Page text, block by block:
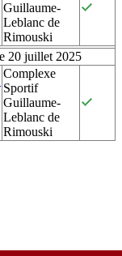
Guillaume-
Leblanc de
Rimouski
20 juillet 2025
Complexe
Sportif
Guillaume-
Leblanc de
Rimouski